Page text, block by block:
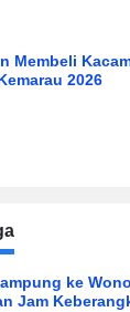
Membeli
2026
ke
Jam